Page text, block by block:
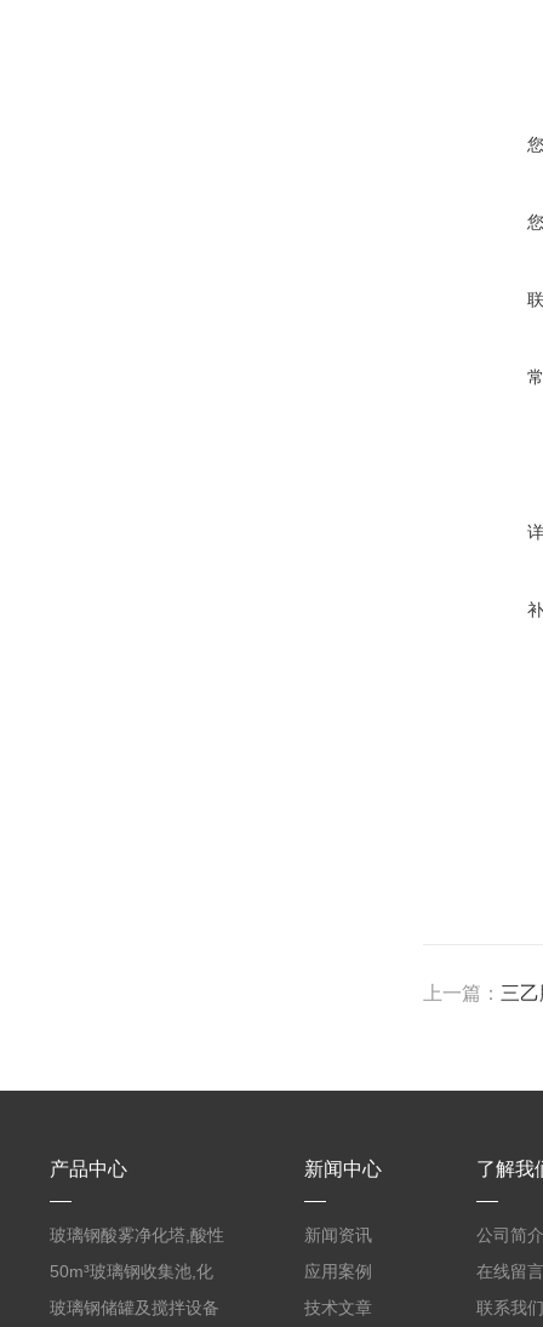
上一篇： 三
产品中心
玻璃钢酸雾净化塔,酸性
废气洗涤塔处理工艺
50m³玻璃钢收集池,化
粪罐
玻璃钢储罐及搅拌设备
新闻中心
新闻资讯
应用案例
技术文章
了解我
公司简介
在线留言
联系我们